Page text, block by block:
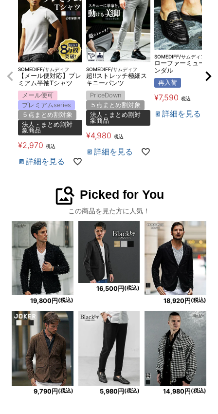
SOMEDIFF/サムディフ
【メール便対応】プレ
ミアム半袖Tシャツ
メール便可
プレミアムseries
５点まとめ割対象
法人・まとめ割対
象商品
¥2,970 税込
詳細を見る
SOMEDIFF/サムディフ
超!!ストレッチ極細ス
キニーパンツ
PriceDown
５点まとめ割対象
法人・まとめ割対
象商品
¥4,980 税込
詳細を見る
SOMEDIFF/サムディフ
ローファーミュールサ
ンダル
再入荷
¥7,590 税込
詳細を見る
image_search Picked for You
この商品を見た方に人気！
19,800円 (税込)
16,500円 (税込)
18,920円 (税込)
9,790円(税込) 5,980円(税込) 14,980円(税込)